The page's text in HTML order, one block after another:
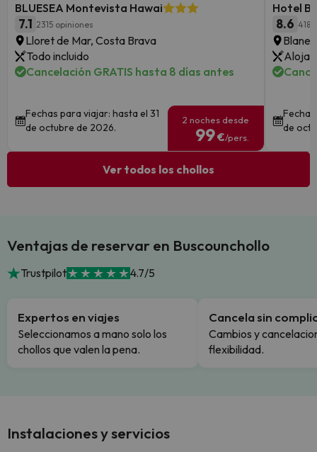
BLUESEA Montevista Hawai
7.1 2315 opiniones
Lloret de Mar, Costa Brava
Todo incluido
Cancelación GRATIS hasta 8 días antes
Fechas para viajar: hasta el 31
de octubre de 2026.
2 noches desde
99€/pers.
Hotel
8.6
de
Ver todos los chollos
Ventajas de reservar en Buscounchollo
Trustpilot 4.7/5
Expertos en viajes
Seleccionamos a mano solo los
chollos que valen la pena.
Cancela sin
Cambios y
flexibilidad.
Instalaciones y servicios